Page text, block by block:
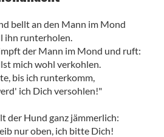
bellt an den Mann im Mond
ihn runterholen.
der Mann im Mond und ruft:
mich wohl verkohlen.
bis ich runterkomm,
ich Dich versohlen!"
der Hund ganz jämmerlich:
nur oben, ich bitte Dich!